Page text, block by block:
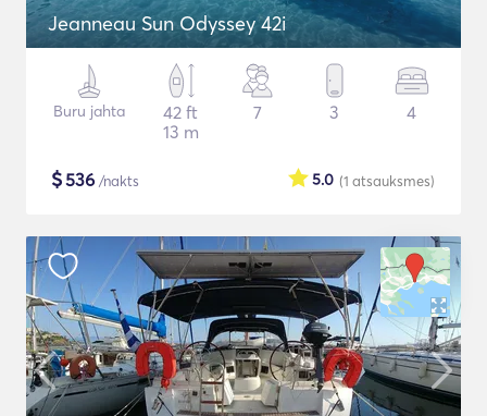
Jeanneau Sun Odyssey 42i
Buru jahta
42 ft
13 m
7 3 4
$536 /nakts (1 atsauksmes)
5.0